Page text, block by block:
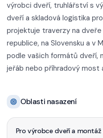
výrobci dveří, truhlářství s
dveří a skladová logistika
projektuje traverzy na
republice, na Slovensku a v
podle vašich formátů dveří,
jeřáb nebo příhradový most
Oblasti nasazení
Pro výrobce dveří a montáž